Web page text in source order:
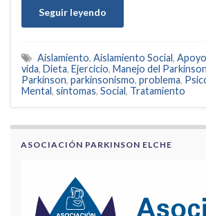
Seguir leyendo
Aislamiento, Aislamiento Social,
vida, Dieta, Ejercicio, Manejo del Parkinson
Parkinson, parkinsonismo, problema,
Mental, sintomas, Social, Tratamiento
ASOCIACIÓN PARKINSON ELCHE